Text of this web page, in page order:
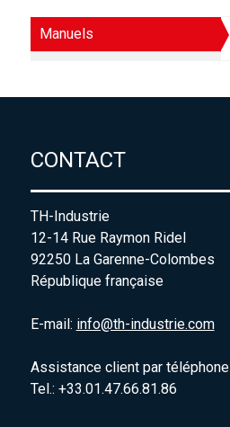
Manuels
CONTACT
TH-Industrie
12-14 Rue Raymon Ridel
92250 La Garenne-Colombes
République française
E-mail: info@th-industrie.com
Assistance client par téléphone
Tel.: +33.01.47.66.81.86